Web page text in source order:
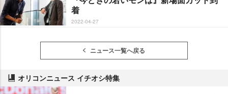
着
2022-04-27
ニュース一覧へ戻る
オリコンニュース イチオシ特集